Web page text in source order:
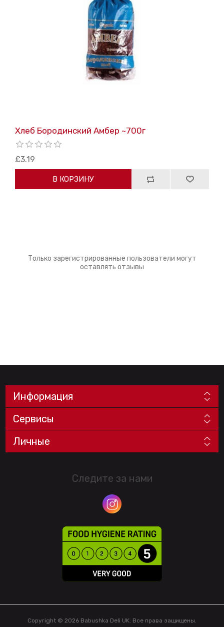
Хлеб Бородинский Амбер ~700г
£3.19
В КОРЗИНУ
Только зарегистрированные пользователи могут
оставлять отзывы
Информация
Сервисы
Личные
Следите за нами
Copyright © 2026 Babushka Deli UK. Все права защищены.